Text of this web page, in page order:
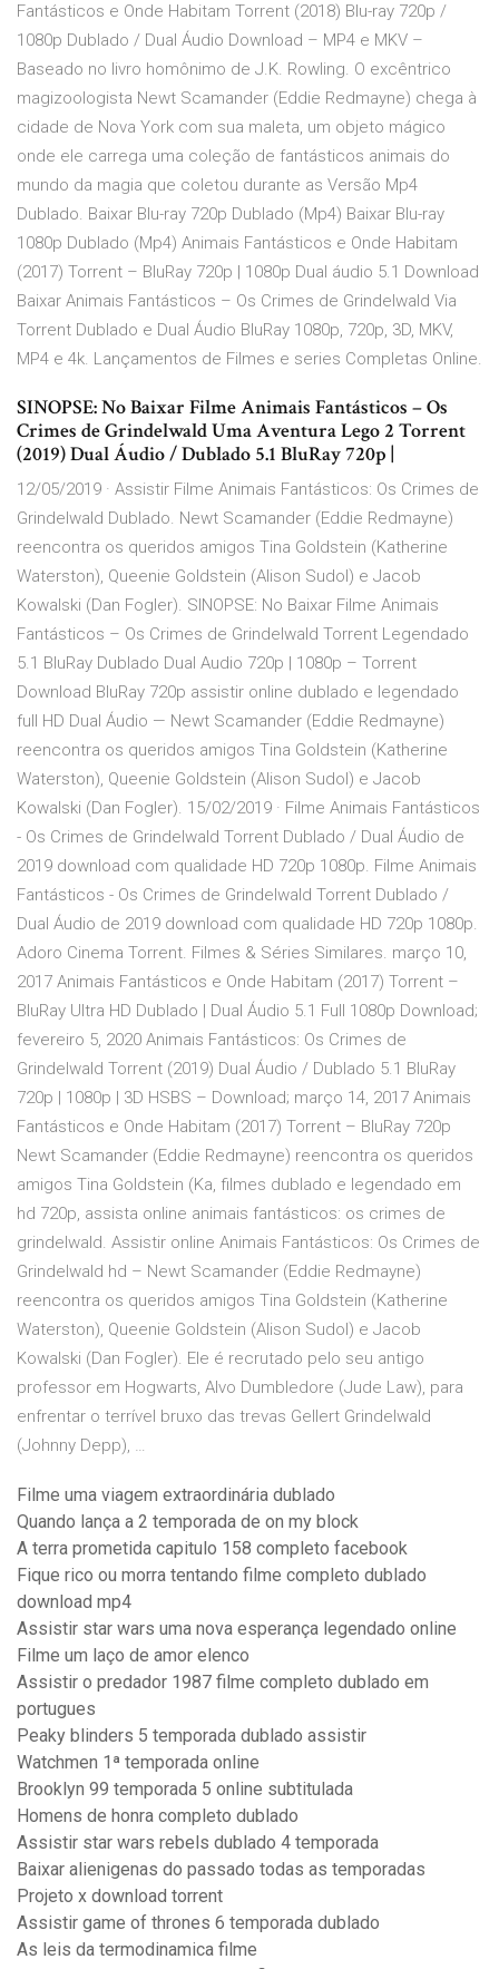
Fantásticos e Onde Habitam Torrent (2018) Blu-ray 720p /
1080p Dublado / Dual Áudio Download – MP4 e MKV –
Baseado no livro homônimo de J.K. Rowling. O excêntrico
magizoologista Newt Scamander (Eddie Redmayne) chega à
cidade de Nova York com sua maleta, um objeto mágico
onde ele carrega uma coleção de fantásticos animais do
mundo da magia que coletou durante as Versão Mp4
Dublado. Baixar Blu-ray 720p Dublado (Mp4) Baixar Blu-ray
1080p Dublado (Mp4) Animais Fantásticos e Onde Habitam
(2017) Torrent – BluRay 720p | 1080p Dual áudio 5.1 Download
Baixar Animais Fantásticos – Os Crimes de Grindelwald Via
Torrent Dublado e Dual Áudio BluRay 1080p, 720p, 3D, MKV,
MP4 e 4k. Lançamentos de Filmes e series Completas Online.
SINOPSE: No Baixar Filme Animais Fantásticos – Os
Crimes de Grindelwald Uma Aventura Lego 2 Torrent
(2019) Dual Áudio / Dublado 5.1 BluRay 720p |
12/05/2019 · Assistir Filme Animais Fantásticos: Os Crimes de
Grindelwald Dublado. Newt Scamander (Eddie Redmayne)
reencontra os queridos amigos Tina Goldstein (Katherine
Waterston), Queenie Goldstein (Alison Sudol) e Jacob
Kowalski (Dan Fogler). SINOPSE: No Baixar Filme Animais
Fantásticos – Os Crimes de Grindelwald Torrent Legendado
5.1 BluRay Dublado Dual Audio 720p | 1080p – Torrent
Download BluRay 720p assistir online dublado e legendado
full HD Dual Áudio — Newt Scamander (Eddie Redmayne)
reencontra os queridos amigos Tina Goldstein (Katherine
Waterston), Queenie Goldstein (Alison Sudol) e Jacob
Kowalski (Dan Fogler). 15/02/2019 · Filme Animais Fantásticos
- Os Crimes de Grindelwald Torrent Dublado / Dual Áudio de
2019 download com qualidade HD 720p 1080p. Filme Animais
Fantásticos - Os Crimes de Grindelwald Torrent Dublado /
Dual Áudio de 2019 download com qualidade HD 720p 1080p.
Adoro Cinema Torrent. Filmes & Séries Similares. março 10,
2017 Animais Fantásticos e Onde Habitam (2017) Torrent –
BluRay Ultra HD Dublado | Dual Áudio 5.1 Full 1080p Download;
fevereiro 5, 2020 Animais Fantásticos: Os Crimes de
Grindelwald Torrent (2019) Dual Áudio / Dublado 5.1 BluRay
720p | 1080p | 3D HSBS – Download; março 14, 2017 Animais
Fantásticos e Onde Habitam (2017) Torrent – BluRay 720p
Newt Scamander (Eddie Redmayne) reencontra os queridos
amigos Tina Goldstein (Ka, filmes dublado e legendado em
hd 720p, assista online animais fantásticos: os crimes de
grindelwald. Assistir online Animais Fantásticos: Os Crimes de
Grindelwald hd – Newt Scamander (Eddie Redmayne)
reencontra os queridos amigos Tina Goldstein (Katherine
Waterston), Queenie Goldstein (Alison Sudol) e Jacob
Kowalski (Dan Fogler). Ele é recrutado pelo seu antigo
professor em Hogwarts, Alvo Dumbledore (Jude Law), para
enfrentar o terrível bruxo das trevas Gellert Grindelwald
(Johnny Depp), …
Filme uma viagem extraordinária dublado
Quando lança a 2 temporada de on my block
A terra prometida capitulo 158 completo facebook
Fique rico ou morra tentando filme completo dublado
download mp4
Assistir star wars uma nova esperança legendado online
Filme um laço de amor elenco
Assistir o predador 1987 filme completo dublado em
portugues
Peaky blinders 5 temporada dublado assistir
Watchmen 1ª temporada online
Brooklyn 99 temporada 5 online subtitulada
Homens de honra completo dublado
Assistir star wars rebels dublado 4 temporada
Baixar alienigenas do passado todas as temporadas
Projeto x download torrent
Assistir game of thrones 6 temporada dublado
As leis da termodinamica filme